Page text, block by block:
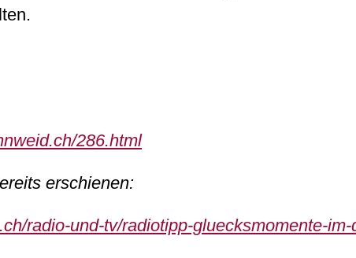
286.html
erschienen:
radio-und-tv/radiotipp-gluecksmomente-